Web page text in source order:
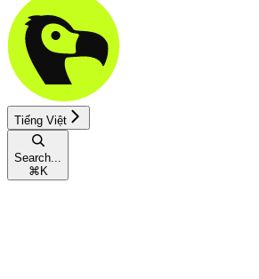
Tiếng Việt
Search...
⌘ K